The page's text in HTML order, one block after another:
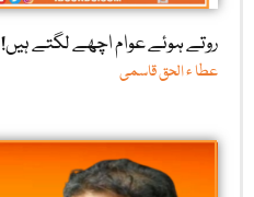
روتے ہوئے عوام اچھے لگتے ہیں!
عطا ء الحق قاسمی